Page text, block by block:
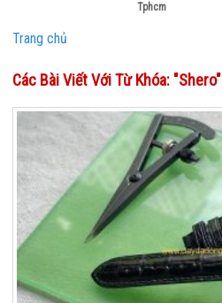
Tphcm
Trang chủ
Các Bài Viết Với Từ Khóa: "shero"